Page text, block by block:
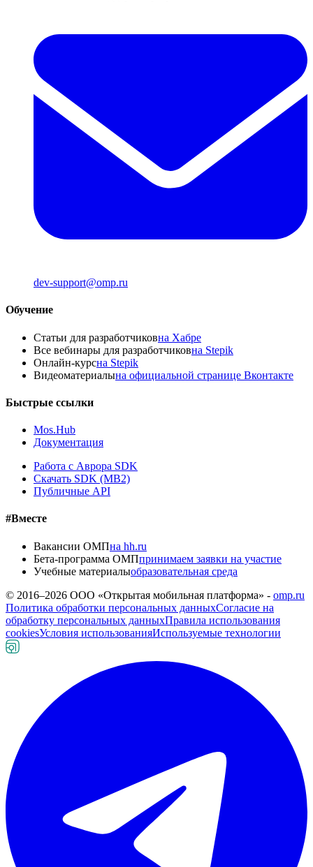
dev-support@omp.ru
Обучение
Статьи для разработчиковна Хабре
Все вебинары для разработчиковна Stepik
Онлайн-курсна Stepik
Видеоматериалына официальной странице Вконтакте
Быстрые ссылки
Mos.Hub
Документация
Работа с Аврора SDK
Скачать SDK (MB2)
Публичные API
#Вместе
Вакансии ОМПна hh.ru
Бета-программа ОМПпринимаем заявки на участие
Учебные материалыобразовательная среда
© 2016–2026 ООО «Открытая мобильная платформа» - omp.ru
Политика обработки персональных данныхСогласие на
обработку персональных данныхПравила использования
cookiesУсловия использованияИспользуемые технологии